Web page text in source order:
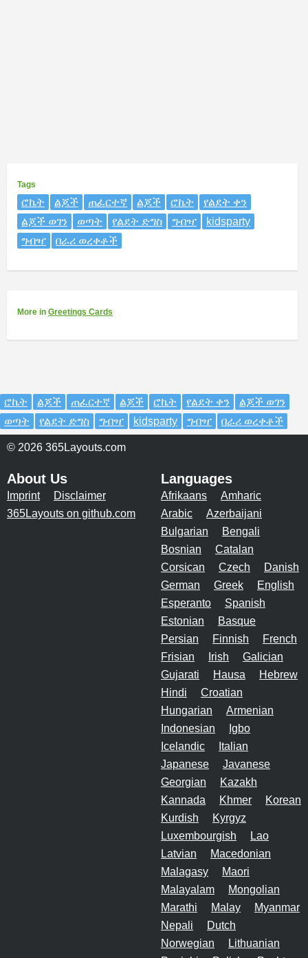
Tags
ሮኬት ልጆች ጠፈርተኛ ልጆች ሮኬት
የልደት ቀን
ልጆች ወገን
ወጣት የልደት ድግስ ግብዣ
kidsparty
ግብዣ
በራሪ ወረቀቶች
More in Greetings Cards
ሮኬት ልጆች ጠፈርተኛ ልጆች ሮኬት የልደት ቀን
ልጆች ወገን
ወጣት
የልደት ድግስ ግብዣ kidsparty ግብዣ በራሪ ወረቀቶች
© 2026 365Layouts.com
About Us
Imprint
Disclaimer
365Layouts on github.com
Languages
Afrikaans
Amharic
Arabic
Azerbaijani
Bulgarian
Bengali
Bosnian
Catalan
Corsican
Czech
Danish
German
Greek
English
Esperanto
Spanish
Estonian
Basque
Persian
Finnish
French
Frisian
Irish
Galician
Gujarati
Hausa
Hebrew
Hindi
Croatian
Hungarian
Armenian
Indonesian
Igbo
Icelandic
Italian
Japanese
Javanese
Georgian
Kazakh
Kannada
Khmer
Korean
Kurdish
Kyrgyz
Luxembourgish
Lao
Latvian
Macedonian
Malagasy
Maori
Malayalam
Mongolian
Marathi
Malay
Myanmar
Nepali
Dutch
Norwegian
Lithuanian